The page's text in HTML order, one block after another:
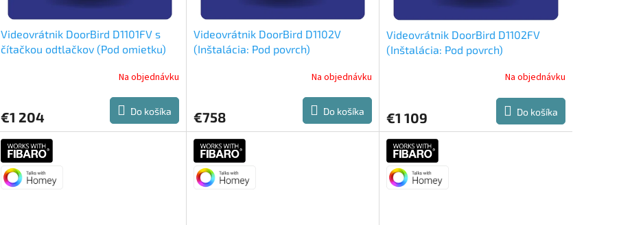
Videovrátnik DoorBird D1101FV s
čítačkou odtlačkov (Pod omietku)
Na objednávku
€1 204 Do košíka
Videovrátnik DoorBird D1102V
(Inštalácia: Pod povrch)
Na objednávku
€758 Do košíka
Videovrátnik DoorBird D1102FV
(Inštalácia: Pod povrch)
Na objednávku
€1 109 Do košíka